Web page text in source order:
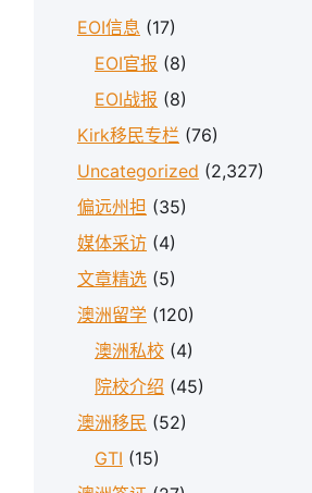
EOI信息 (17)
EOI官报 (8)
EOI战报 (8)
Kirk移民专栏 (76)
Uncategorized (2,327)
偏远州担 (35)
媒体采访 (4)
文章精选 (5)
澳洲留学 (120)
澳洲私校 (4)
院校介绍 (45)
澳洲移民 (52)
GTI (15)